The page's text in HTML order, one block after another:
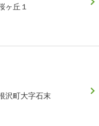
ヶ丘１
沢町大字石末